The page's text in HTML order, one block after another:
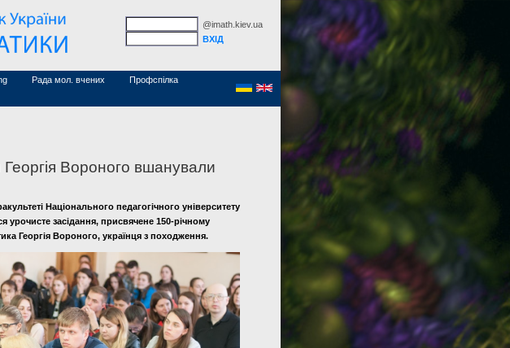
@imath.kiev.ua
Рада мол. вчених
Профспілка
Георгія Вороного вшанували
Національного педагогічного університету
урочисте засідання, присвячене 150‑річному
Георгія Вороного, українця з походження.